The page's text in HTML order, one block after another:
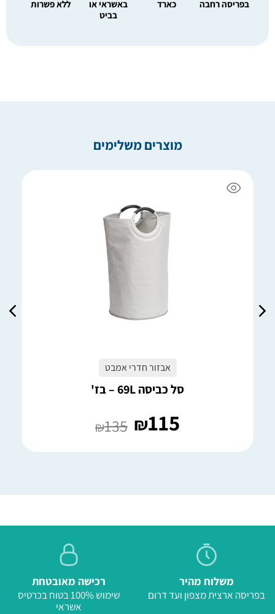
בפריסה רחבה כארד
באשראי או
בביט
ללא פשרות
מוצרים משלימים
אבזור חדרי אמבט
סל כביסה 69L – בז'
₪115
₪135
משלוח מהיר
בפריסה ארצית מצפון ועד דרום
רכישה מאובטחת
שימוש 100% בטוח בכרטיס
אשראי